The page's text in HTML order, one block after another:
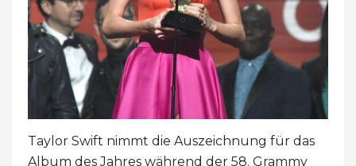
Taylor Swift nimmt die Auszeichnung für das
Album des Jahres während der 58. Grammy